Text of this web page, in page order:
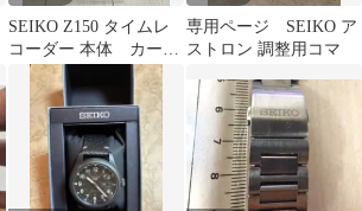
SEIKO Z150 タイムレ
コーダー 本体 カード
ラック付き
専用ページ SEIKO ア
ストロン 調整用コマ